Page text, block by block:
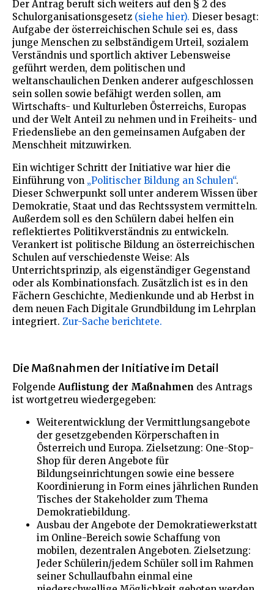
Der Antrag beruft sich weiters auf den § 2 des
Schulorganisationsgesetz (siehe hier). Dieser besagt:
Aufgabe der österreichischen Schule sei es, dass
junge Menschen zu selbständigem Urteil, sozialem
Verständnis und sportlich aktiver Lebensweise
geführt werden, dem politischen und
weltanschaulichen Denken anderer aufgeschlossen
sein sollen sowie befähigt werden sollen, am
Wirtschafts- und Kulturleben Österreichs, Europas
und der Welt Anteil zu nehmen und in Freiheits- und
Friedensliebe an den gemeinsamen Aufgaben der
Menschheit mitzuwirken.
Ein wichtiger Schritt der Initiative war hier die
Einführung von „Politischer Bildung an Schulen“.
Dieser Schwerpunkt soll unter anderem Wissen über
Demokratie, Staat und das Rechtssystem vermitteln.
Außerdem soll es den Schülern dabei helfen ein
reflektiertes Politikverständnis zu entwickeln.
Verankert ist politische Bildung an österreichischen
Schulen auf verschiedenste Weise: Als
Unterrichtsprinzip, als eigenständiger Gegenstand
oder als Kombinationsfach. Zusätzlich ist es in den
Fächern Geschichte, Medienkunde und ab Herbst in
dem neuen Fach Digitale Grundbildung im Lehrplan
integriert. Zur-Sache berichtete.
Die Maßnahmen der Initiative im Detail
Folgende Auflistung der Maßnahmen des Antrags
ist wortgetreu wiedergegeben:
Weiterentwicklung der Vermittlungsangebote
der gesetzgebenden Körperschaften in
Österreich und Europa. Zielsetzung: One-Stop-
Shop für deren Angebote für
Bildungseinrichtungen sowie eine bessere
Koordinierung in Form eines jährlichen Runden
Tisches der Stakeholder zum Thema
Demokratiebildung.
Ausbau der Angebote der Demokratiewerkstatt
im Online-Bereich sowie Schaffung von
mobilen, dezentralen Angeboten. Zielsetzung:
Jeder Schülerin/jedem Schüler soll im Rahmen
seiner Schullaufbahn einmal eine